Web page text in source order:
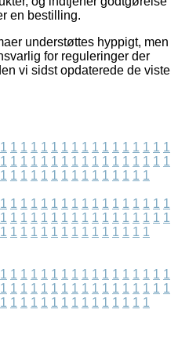
en bestilling.
understøttes hyppigt, men
for reguleringer der
vi sidst opdaterede de viste
1 1 1 1 1 1 1 1 1 1 1 1 1 1 1 1 1
1 1 1 1 1 1 1 1 1 1 1 1 1 1 1 1 1
1 1 1 1 1 1 1 1 1 1 1 1 1 1 1
1 1 1 1 1 1 1 1 1 1 1 1 1 1 1 1 1
1 1 1 1 1 1 1 1 1 1 1 1 1 1 1 1 1
1 1 1 1 1 1 1 1 1 1 1 1 1 1 1
1 1 1 1 1 1 1 1 1 1 1 1 1 1 1 1 1
1 1 1 1 1 1 1 1 1 1 1 1 1 1 1 1 1
1 1 1 1 1 1 1 1 1 1 1 1 1 1 1